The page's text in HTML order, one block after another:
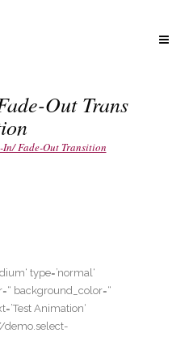
Out Trans
In/ Fade-Out Transition
type=’normal‘
background_color=“
Animation‘
demo.select-